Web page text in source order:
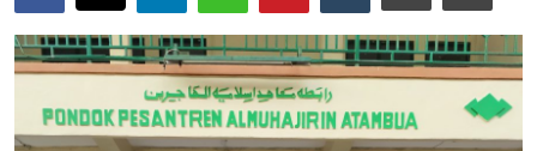
Donasi